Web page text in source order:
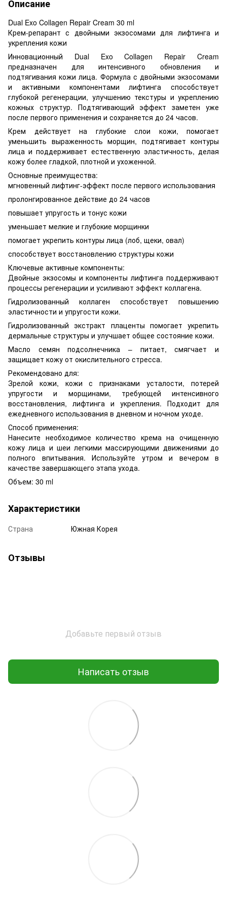
Описание
Dual Exo Collagen Repair Cream 30 ml
Крем-репарант с двойными экзосомами для лифтинга и
укрепления кожи
Инновационный Dual Exo Collagen Repair Cream
предназначен для интенсивного обновления и
подтягивания кожи лица. Формула с двойными экзосомами
и активными компонентами лифтинга способствует
глубокой регенерации, улучшению текстуры и укреплению
кожных структур. Подтягивающий эффект заметен уже
после первого применения и сохраняется до 24 часов.
Крем действует на глубокие слои кожи, помогает
уменьшить выраженность морщин, подтягивает контуры
лица и поддерживает естественную эластичность, делая
кожу более гладкой, плотной и ухоженной.
Основные преимущества:
мгновенный лифтинг-эффект после первого использования
пролонгированное действие до 24 часов
повышает упругость и тонус кожи
уменьшает мелкие и глубокие морщинки
помогает укрепить контуры лица (лоб, щеки, овал)
способствует восстановлению структуры кожи
Ключевые активные компоненты:
Двойные экзосомы и компоненты лифтинга поддерживают
процессы регенерации и усиливают эффект коллагена.
Гидролизованный коллаген способствует повышению
эластичности и упругости кожи.
Гидролизованный экстракт плаценты помогает укрепить
дермальные структуры и улучшает общее состояние кожи.
Масло семян подсолнечника – питает, смягчает и
защищает кожу от окислительного стресса.
Рекомендовано для:
Зрелой кожи, кожи с признаками усталости, потерей
упругости и морщинами, требующей интенсивного
восстановления, лифтинга и укрепления. Подходит для
ежедневного использования в дневном и ночном уходе.
Способ применения:
Нанесите необходимое количество крема на очищенную
кожу лица и шеи легкими массирующими движениями до
полного впитывания. Используйте утром и вечером в
качестве завершающего этапа ухода.
Объем: 30 ml
Характеристики
Страна Южная Корея
Отзывы
Добавьте первый отзыв
Написать отзыв